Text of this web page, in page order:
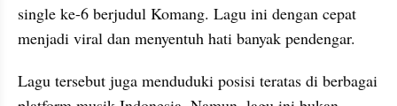
single ke-6 berjudul Komang. Lagu ini dengan cepat
menjadi viral dan menyentuh hati banyak pendengar.
Lagu tersebut juga menduduki posisi teratas di berbagai